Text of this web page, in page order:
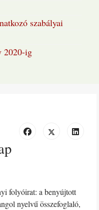
szabályai
2020-ig
folyóirat: a benyújtott
nyelvű összefoglaló,